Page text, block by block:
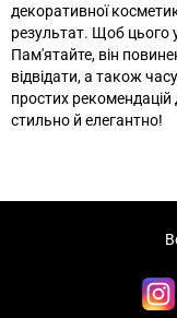
декоративної
результат. Щоб цього
Пам'ятайте, він
відвідати, а також
простих
стильно й елегантно!